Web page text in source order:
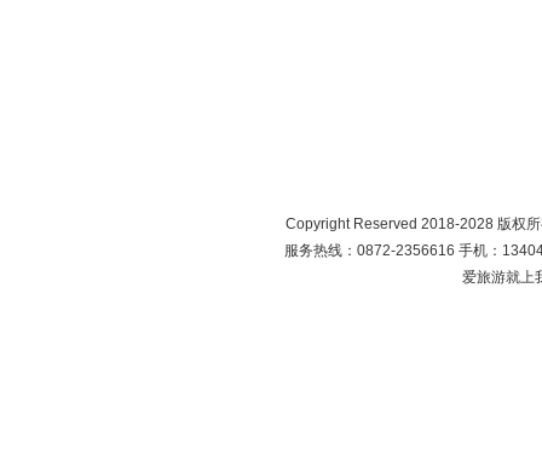
Copyright Reserved 2018-2028 版权
服务热线：0872-2356616 手机：
爱旅游就上